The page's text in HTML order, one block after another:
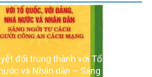
sách ảnh chào mừng Đại hội XIV